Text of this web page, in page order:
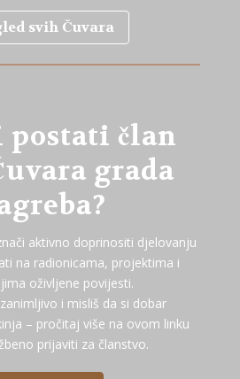
svih Čuvara
postati član
grada
aktivno doprinositi djelovanju
na radionicama, projektima i
oživljene povijesti.
i misliš da si dobar
– pročitaj više na ovom linku
prijaviti za članstvo.